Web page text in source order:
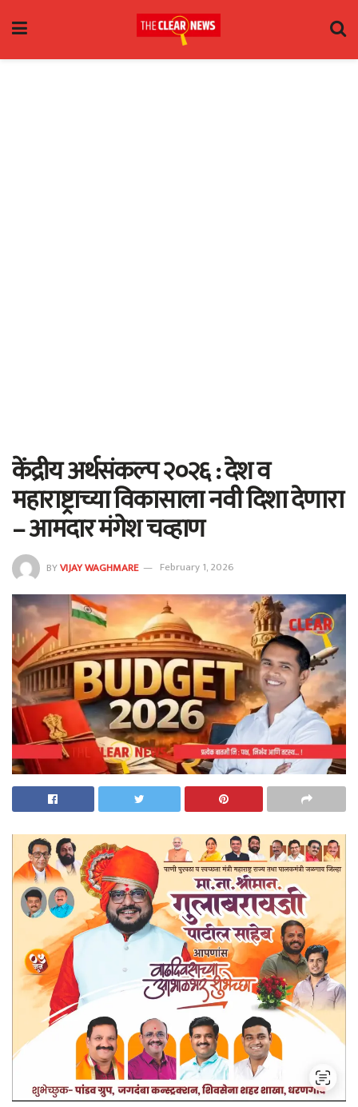
केंद्रीय अर्थसंकल्प २०२६ : देश व
महाराष्ट्राच्या विकासाला नवी दिशा देणारा
– आमदार मंगेश चव्हाण
BYVIJAY WAGHMARE February 1, 2026